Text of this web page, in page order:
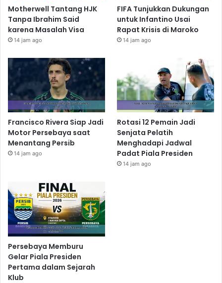
Motherwell Tantang HJK
Tanpa Ibrahim Said
karena Masalah Visa
14 jam ago
FIFA Tunjukkan Dukungan
untuk Infantino Usai
Rapat Krisis di Maroko
14 jam ago
Francisco Rivera Siap Jadi
Motor Persebaya saat
Menantang Persib
14 jam ago
Rotasi 12 Pemain Jadi
Senjata Pelatih
Menghadapi Jadwal
Padat Piala Presiden
14 jam ago
Persebaya Memburu
Gelar Piala Presiden
Pertama dalam Sejarah
Klub